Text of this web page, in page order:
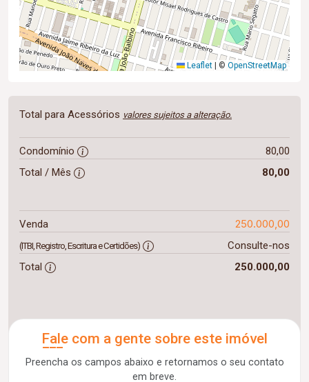
Leaflet © OpenStreetMap
Total para Acessórios valores sujeitos a alteração.
Condomínio
80,00
Total / Mês
80,00
Venda 250.000,00
(ITBI, Registro, Escritura e Certidões)
Consulte-nos
Total
250.000,00
Fale com a gente sobre este imóvel
Preencha os campos abaixo e retornamos o seu contato
em breve.